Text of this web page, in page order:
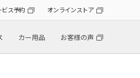
ビス予約 オンラインストア
カー用品 お客様の声